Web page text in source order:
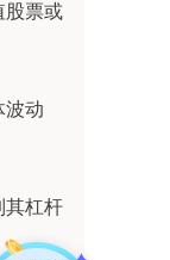
股票或
动
其杠杆